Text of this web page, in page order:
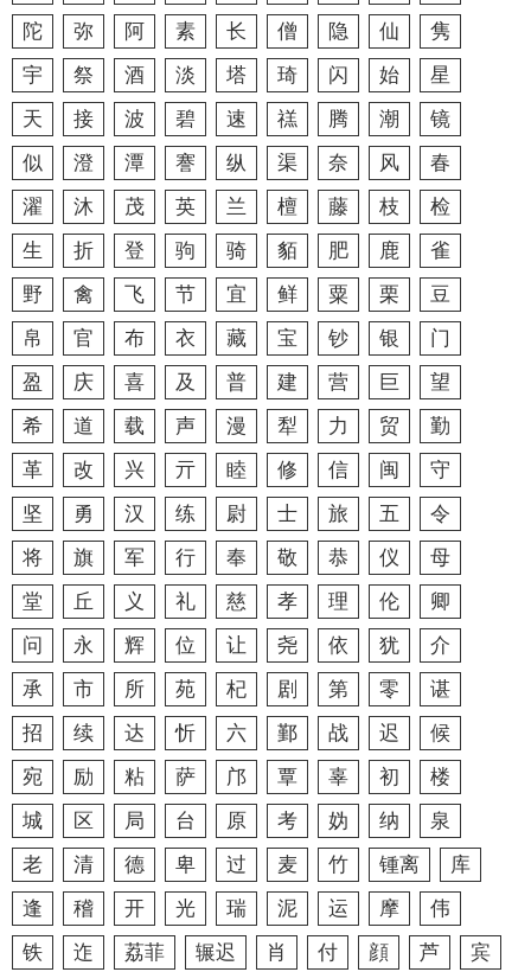
陀
弥 阿 素 长 僧 隐 仙
隽
宇
祭 酒 淡 塔 琦 闪 始
星
天
接 波 碧 速 禚 腾 潮
镜
似
澄 潭 謇 纵 渠 奈 风
春
濯
沐 茂 英 兰 檀 藤 枝
检
生
折 登 驹 骑 貊 肥 鹿
雀
野
禽 飞 节 宜 鲜 粟 栗
豆
帛
官 布 衣 藏 宝 钞 银
门
盈
庆 喜 及 普 建 营 巨
望
希
道 载 声 漫 犁 力 贸
勤
革
改 兴 亓 睦 修 信 闽
守
坚
勇 汉 练 尉 士 旅 五
令
将
旗 军 行 奉 敬 恭 仪
母
堂
丘 义 礼 慈 孝 理 伦
卿
问
永 辉 位 让 尧 依 犹
介
承
市 所 苑 杞 剧 第 零
谌
招
续 达 忻 六 鄞 战 迟
候
宛
励 粘 萨 邝 覃 辜 初
楼
城
区 局 台 原 考 妫 纳
泉
老
清 德 卑 过 麦 竹 锺离
库
逢
稽 开 光 瑞 泥 运 摩
伟
铁
迮 荔菲 辗迟 肖 付 顔 芦
宾